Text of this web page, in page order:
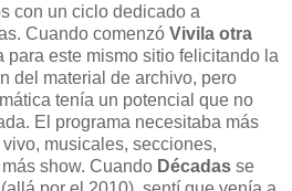
con un ciclo dedicado a
Cuando comenzó Vivila otra
para este mismo sitio felicitando la
del material de archivo, pero
tenía un potencial que no
El programa necesitaba más
musicales, secciones,
show. Cuando Décadas se